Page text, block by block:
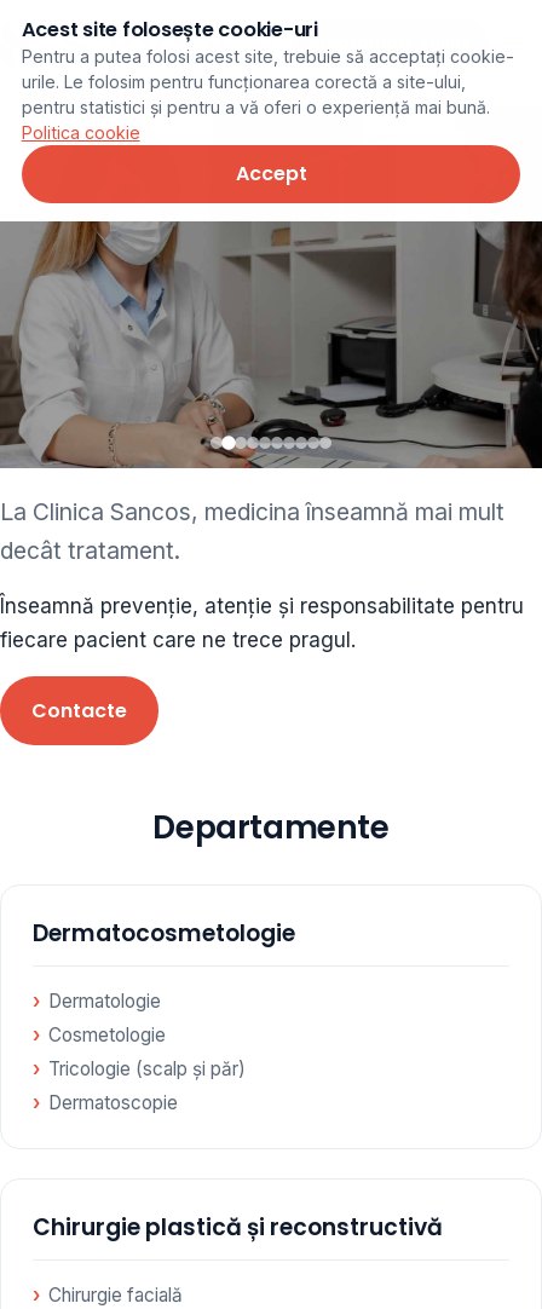
Programare online
ginecolog • cardiolog •
ORL • endocrinolog
Cât și alte specialități medicale, toate în cadrul aceleiași
Clinici
Programare
La Clinica Sancos, medicina înseamnă mai mult
decât tratament.
Înseamnă prevenție, atenție și responsabilitate pentru
fiecare pacient care ne trece pragul.
Contacte
Departamente
Dermatocosmetologie
Dermatologie
Cosmetologie
Tricologie (scalp și păr)
Dermatoscopie
Chirurgie plastică și reconstructivă
Chirurgie facială
Acest site folosește cookie-uri
Pentru a putea folosi acest site, trebuie să acceptați cookie-
urile. Le folosim pentru funcționarea corectă a site-ului,
pentru statistici și pentru a vă oferi o experiență mai bună.
Politica cookie
Accept